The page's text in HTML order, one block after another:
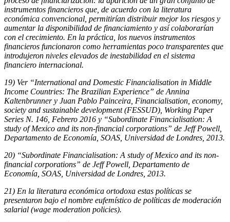
instrumentos financieros que, de acuerdo con la literatura
económica convencional, permitirían distribuir mejor los riesgos y
aumentar la disponibilidad de financiamiento y así colaborarían
con el crecimiento. En la práctica, los nuevos instrumentos
financieros funcionaron como herramientas poco transparentes que
introdujeron niveles elevados de inestabilidad en el sistema
financiero internacional.
19) Ver “International and Domestic Financialisation in Middle
Income Countries: The Brazilian Experience” de Annina
Kaltenbrunner y Juan Pablo Painceira, Financialisation, economy,
society and sustainable development (FESSUD), Working Paper
Series N. 146, Febrero 2016 y “Subordinate Financialisation: A
study of Mexico and its non-financial corporations” de Jeff Powell,
Departamento de Economía, SOAS, Universidad de Londres, 2013.
20) “Subordinate Financialisation: A study of Mexico and its non-
financial corporations” de Jeff Powell, Departamento de
Economía, SOAS, Universidad de Londres, 2013.
21) En la literatura económica ortodoxa estas políticas se
presentaron bajo el nombre eufemístico de políticas de moderación
salarial (wage moderation policies).